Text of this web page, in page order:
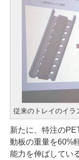
従来のトレイのイラ
新たに、特注の
動板の重量を60%
能力を伸ばしてい